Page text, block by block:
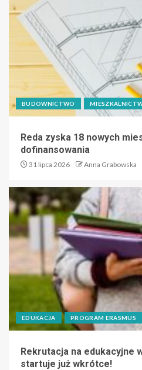
BUDOWNICTWO
Reda zyska 18 nowych
dofinansowania
31 lipca 2026 Anna Grabowska
EDUKACJA PROGRAM ERASMUS
Rekrutacja na edukacyjne
startuje już wkrótce!